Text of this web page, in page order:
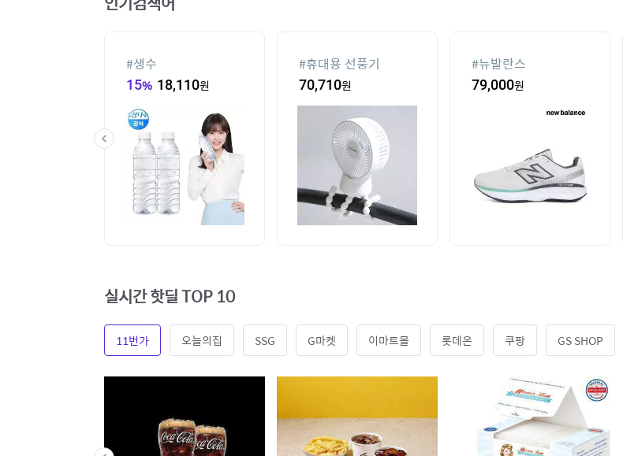
#생수
15% 18,110원
#휴대용 선풍기
70,710원
#뉴발란스
79,000원
실시간 핫딜 TOP 10
11번가 오늘의집 SSG G마켓 이마트몰 롯데온 쿠팡 GS SHOP